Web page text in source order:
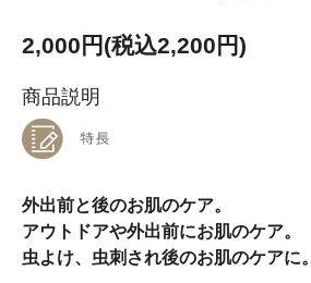
2,000円(税込2,200円)
商品説明
外出前と後のお肌のケア。
アウトドアや外出前にお肌のケア。
虫よけ、虫刺され後のお肌のケアに。